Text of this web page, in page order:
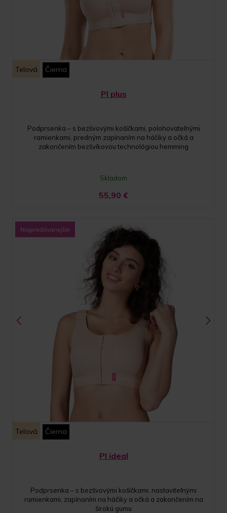
Telová Čierna
PI plus
Podprsenka – s bezšvovými košíčkami, polohovateľnými
ramienkami, predným zapínaním na háčiky a očká a
zakončením bezšvíkovou technológiou hemming
Skladom
55,90 €
Telová Čierna
PI ideal
Podprsenka – s bezšvovými košíčkami, nastaviteľnými
ramienkami, zapínaním na háčiky a očká a zakončením na
širokú gumu